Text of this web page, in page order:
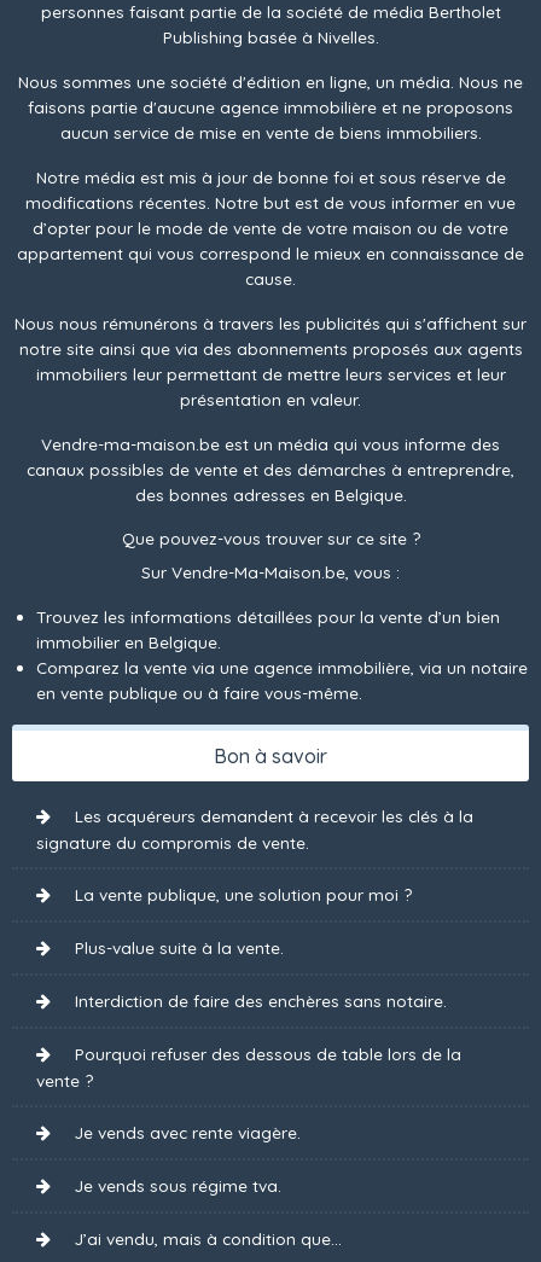
personnes faisant partie de la société de média Bertholet
Publishing basée à Nivelles.
Nous sommes une société d'édition en ligne, un média. Nous ne
faisons partie d'aucune agence immobilière et ne proposons
aucun service de mise en vente de biens immobiliers.
Notre média est mis à jour de bonne foi et sous réserve de
modifications récentes. Notre but est de vous informer en vue
d’opter pour le mode de vente de votre maison ou de votre
appartement qui vous correspond le mieux en connaissance de
cause.
Nous nous rémunérons à travers les publicités qui s'affichent sur
notre site ainsi que via des abonnements proposés aux agents
immobiliers leur permettant de mettre leurs services et leur
présentation en valeur.
Vendre-ma-maison.be est un média qui vous informe des
canaux possibles de vente et des démarches à entreprendre,
des bonnes adresses en Belgique.
Que pouvez-vous trouver sur ce site ?
Sur Vendre-Ma-Maison.be, vous :
Trouvez les informations détaillées pour la vente d’un bien
immobilier en Belgique.
Comparez la vente via une agence immobilière, via un notaire
en vente publique ou à faire vous-même.
Bon à savoir
Les acquéreurs demandent à recevoir les clés à la
signature du compromis de vente.
La vente publique, une solution pour moi ?
Plus-value suite à la vente.
Interdiction de faire des enchères sans notaire.
Pourquoi refuser des dessous de table lors de la
vente ?
Je vends avec rente viagère.
Je vends sous régime tva.
J’ai vendu, mais à condition que...